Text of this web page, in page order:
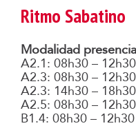
Ritmo Sabatino
Modalidad
A2.1: 08h30 –
A2.3: 08h30 – 12h30
A2.3: 14h30 –
A2.5: 08h30 – 12h30
B1.4: 08h30 – 12h30